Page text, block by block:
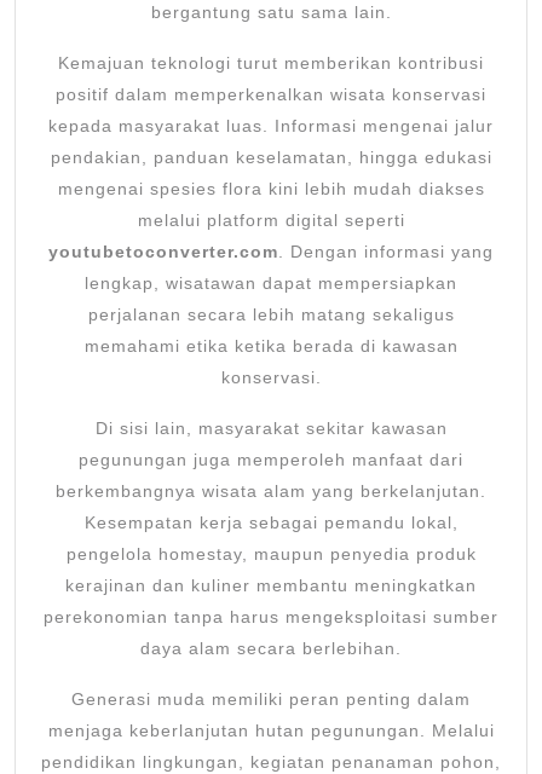
bergantung satu sama lain.
Kemajuan teknologi turut memberikan kontribusi
positif dalam memperkenalkan wisata konservasi
kepada masyarakat luas. Informasi mengenai jalur
pendakian, panduan keselamatan, hingga edukasi
mengenai spesies flora kini lebih mudah diakses
melalui platform digital seperti
youtubetoconverter.com . Dengan informasi yang
lengkap, wisatawan dapat mempersiapkan
perjalanan secara lebih matang sekaligus
memahami etika ketika berada di kawasan
konservasi.
Di sisi lain, masyarakat sekitar kawasan
pegunungan juga memperoleh manfaat dari
berkembangnya wisata alam yang berkelanjutan.
Kesempatan kerja sebagai pemandu lokal,
pengelola homestay, maupun penyedia produk
kerajinan dan kuliner membantu meningkatkan
perekonomian tanpa harus mengeksploitasi sumber
daya alam secara berlebihan.
Generasi muda memiliki peran penting dalam
menjaga keberlanjutan hutan pegunungan. Melalui
pendidikan lingkungan, kegiatan penanaman pohon,